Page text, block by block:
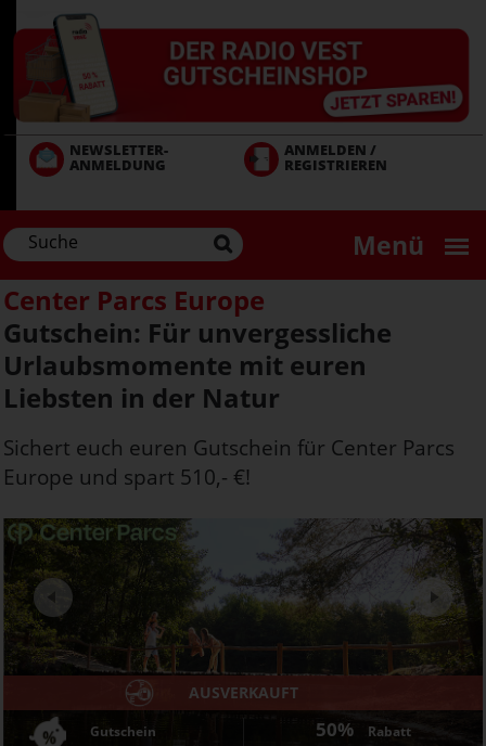
zum
Inhalt
NEWSLETTER-
ANMELDUNG
ANMELDEN /
REGISTRIEREN
Menü
Center Parcs Europe
Gutschein: Für unvergessliche
Urlaubsmomente mit euren
Liebsten in der Natur
Sichert euch euren Gutschein für Center Parcs
Europe und spart 510,- €!
AUSVERKAUFT
Gutschein 50% Rabatt
Next